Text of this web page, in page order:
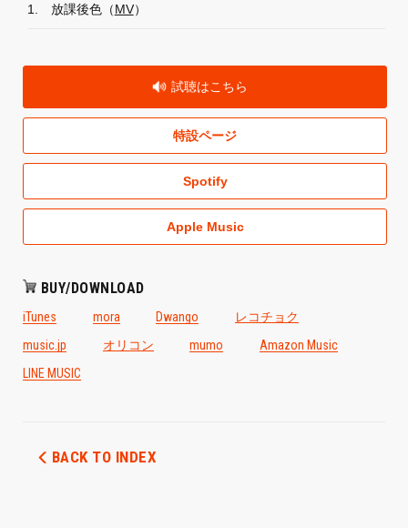
1. 放課後色（MV）
試聴はこちら
特設ページ
Spotify
Apple Music
BUY/DOWNLOAD
iTunes mora Dwango レコチョク
music.jp オリコン mumo
Amazon Music
LINE MUSIC
BACK TO INDEX